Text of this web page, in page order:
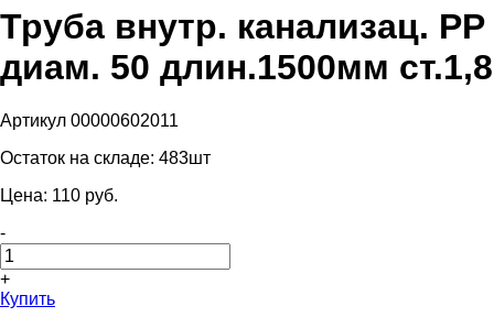
Труба внутр. канализац. PP
диам. 50 длин.1500мм ст.1,8
Артикул 00000602011
Остаток на складе: 483шт
Цена: 110 pуб.
-
+
Купить